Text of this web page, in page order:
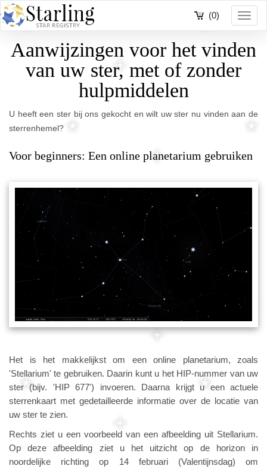
(0)
Aanwijzingen voor het vinden
van uw ster, met of zonder
hulpmiddelen
U heeft een ster bij ons gekocht en wilt uw ster nu vinden aan de
sterrenhemel?
Voor beginners: Een online planetarium gebruiken
Het is het makkelijkst om een online planetarium, zoals
'Stellarium' te gebruiken. Daarin kunt u het HIP-nummer van uw
ster (bijv. 'HIP 677') invoeren. Daarna krijgt u een actuele
sterrenkaart met gedetailleerde informatie over de locatie van
uw ster te zien.
Rechts ziet u een voorbeeld van een afbeelding uit Stellarium.
Op deze afbeelding ziet u het uitzicht op de horizon in
noordelijke richting op 14 februari (Valentijnsdag) om